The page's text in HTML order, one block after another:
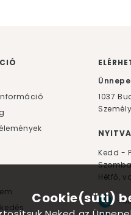
1037
Kedd -
Hétfő,
Cookie(süti)